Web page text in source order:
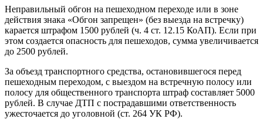
Неправильный обгон на пешеходном переходе или в зоне
действия знака «Обгон запрещен» (без выезда на встречку)
карается штрафом 1500 рублей (ч. 4 ст. 12.15 КоАП). Если при
этом создается опасность для пешеходов, сумма увеличивается
до 2500 рублей.
За объезд транспортного средства, остановившегося перед
пешеходным переходом, с выездом на встречную полосу или
полосу для общественного транспорта штраф составляет 5000
рублей. В случае ДТП с пострадавшими ответственность
ужесточается до уголовной (ст. 264 УК РФ).